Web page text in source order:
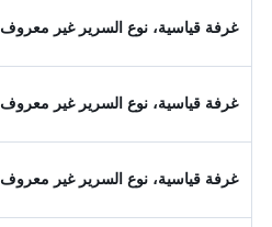
غرفة قياسية، نوع السرير غير معروف
غرفة قياسية، نوع السرير غير معروف
غرفة قياسية، نوع السرير غير معروف